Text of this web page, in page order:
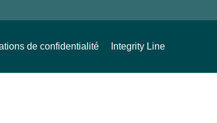
de confidentialité Integrity Line